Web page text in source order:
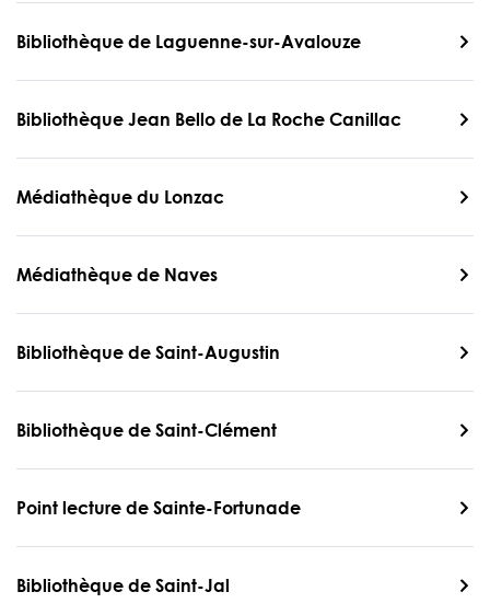
Bibliothèque de Laguenne-sur-Avalouze
Bibliothèque Jean Bello de La Roche Canillac
Médiathèque du Lonzac
Médiathèque de Naves
Bibliothèque de Saint-Augustin
Bibliothèque de Saint-Clément
Point lecture de Sainte-Fortunade
Bibliothèque de Saint-Jal